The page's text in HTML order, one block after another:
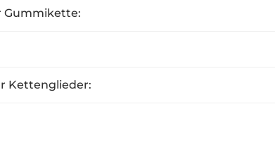
Gummikette:
Kettenglieder: